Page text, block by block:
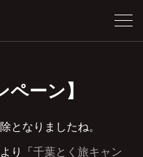
ペーン】
となりましたね。
り「千葉とく旅キャン